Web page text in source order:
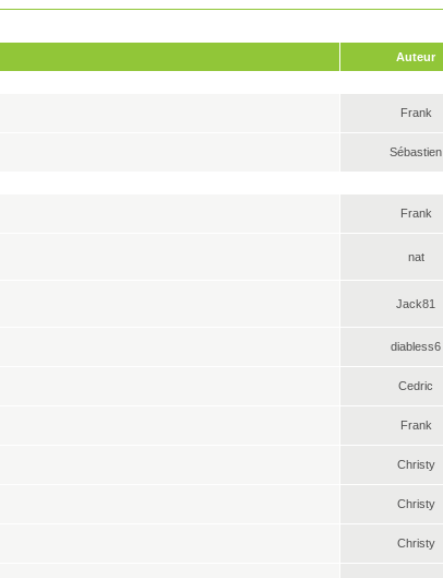
Auteur
Frank
Sébastien
Frank
nat
Jack81
diabless6
Cedric
Frank
Christy
Christy
Christy